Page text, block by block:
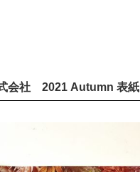
会社 2021 Autumn 表紙